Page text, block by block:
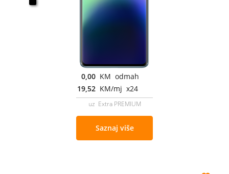
0,00 KM odmah
19,52 KM/mj x24
uz Extra PREMIUM
Saznaj više